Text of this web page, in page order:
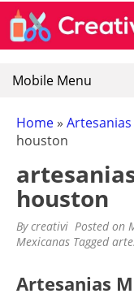
Skip
content
Encuentra
eva,
Mobile Menu
Home »
houston
houston
Bycreativi Posted on
Mexicanas Tagged
Artesanias